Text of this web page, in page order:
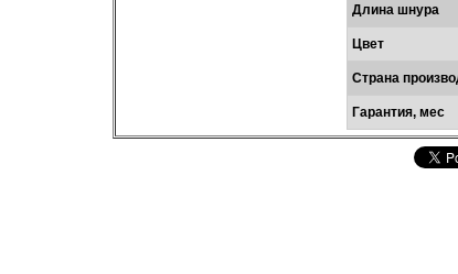
Длина шнура
Цвет
Страна
Гарантия, мес